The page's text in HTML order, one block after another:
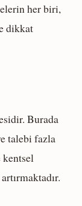
her biri,
dikkat
Burada
talebi fazla